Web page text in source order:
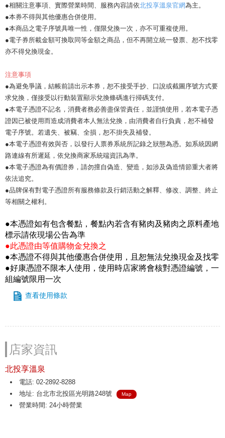
●相關注意事項、實際營業時間、服務內容請依北投享溫泉官網為主。
●本券不得與其他優惠合併使用。
●本商品之電子序號具唯一性，僅限兌換一次，亦不可重複使用。
●電子券所載金額可換取同等金額之商品，但不再開立統一發票、恕不找零
亦不得兌換現金。
注意事項
●為避免爭議，結帳前請出示本券，恕不接受手抄、口說或截圖序號方式要
求兌換，僅接受以行動裝置顯示兌換條碼進行掃碼支付。
●本電子憑證不記名，消費者務必善盡保管責任，並謹慎使用，若本電子憑
證因已被使用而造成消費者本人無法兌換，由消費者自行負責，恕不補發
電子序號。若遺失、被竊、全損，恕不掛失及補發。
●本電子憑證有效與否，以發行人票券系統所記錄之狀態為憑。如系統因網
路連線有所遲延，依兌換商家系統端資訊為準。
●本電子憑證為有價證券，請勿擅自偽造、變造，如涉及偽造情節重大者將
依法追究。
●品牌保有對電子憑證所有服務條款及行銷活動之解釋、修改、調整、終止
等相關之權利。
●本憑證如有包含餐點，餐點內若含有豬肉及豬肉之原料產地
標示請依現場公告為準
●此憑證由等值購物金兌換之
●本憑證不得與其他優惠合併使用，且恕無法兌換現金及找零
●好康憑證不限本人使用，使用時店家將會核對憑證編號，一
組編號限用一次
查看使用條款
店家資訊
北投享溫泉
電話: 02-2892-8288
地址: 台北市北投區光明路248號
Map
營業時間: 24小時營業